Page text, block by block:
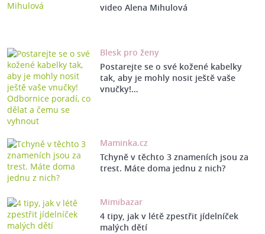
video Alena Mihulová
Blesk pro ženy
Postarejte se o své kožené kabelky
tak, aby je mohly nosit ještě vaše
vnučky!…
Maminka.cz
Tchyně v těchto 3 znameních jsou za
trest. Máte doma jednu z nich?
Mimibazar
4 tipy, jak v létě zpestřit jídelníček
malých dětí